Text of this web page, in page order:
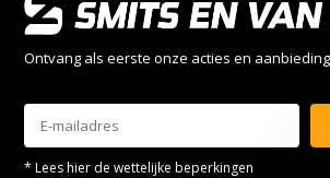
Ontvang als eerste onze acties en
* Lees hier de wettelijke beperkingen